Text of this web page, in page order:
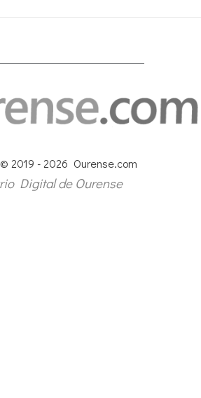
2019 - 2026 Ourense.com
Digital de Ourense